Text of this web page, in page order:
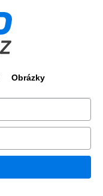
Obrázky